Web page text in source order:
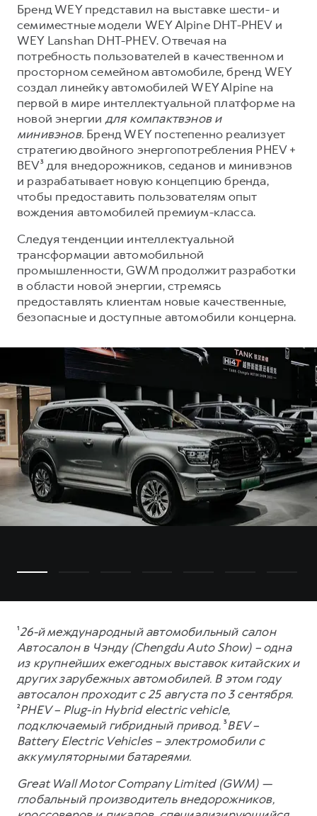
Бренд WEY представил на выставке шести- и
семиместные модели WEY Alpine DHT-PHEV и
WEY Lanshan DHT-PHEV. Отвечая на
потребность пользователей в качественном и
просторном семейном автомобиле, бренд WEY
создал линейку автомобилей WEY Alpine на
первой в мире интеллектуальной платформе на
новой энергии для компактвэнов и
минивэнов. Бренд WEY постепенно реализует
стратегию двойного энергопотребления PHEV +
BEV³ для внедорожников, седанов и минивэнов
и разрабатывает новую концепцию бренда,
чтобы предоставить пользователям опыт
вождения автомобилей премиум-класса.
Следуя тенденции интеллектуальной
трансформации автомобильной
промышленности, GWM продолжит разработки
в области новой энергии, стремясь
предоставлять клиентам новые качественные,
безопасные и доступные автомобили концерна.
¹26-й международный автомобильный салон
Автосалон в Чэнду (Chengdu Auto Show) – одна
из крупнейших ежегодных выставок китайских и
других зарубежных автомобилей. В этом году
автосалон проходит с 25 августа по 3 сентября.
²PHEV – Plug-in Hybrid electric vehicle,
подключаемый гибридный привод.³BEV –
Battery Electric Vehicles – электромобили с
аккумуляторными батареями.
Great Wall Motor Company Limited (GWM) —
глобальный производитель внедорожников,